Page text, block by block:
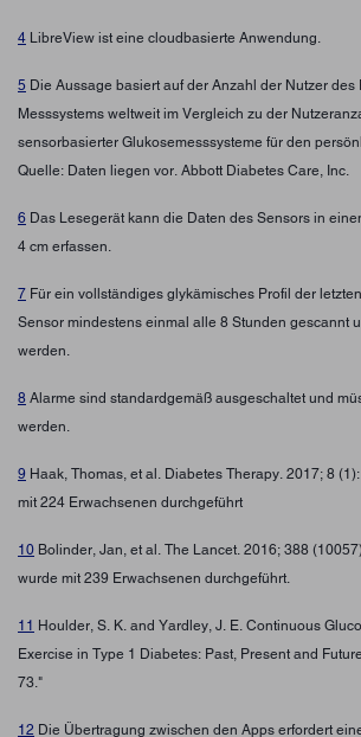
4 LibreView ist eine cloudbasierte Anwendung.
5 Die Aussage basiert auf der Anzahl der Nutzer des
Messsystems weltweit im Vergleich zu der
sensorbasierter Glukosemesssysteme für den
Quelle: Daten liegen vor. Abbott Diabetes Care, Inc.
6 Das Lesegerät kann die Daten des Sensors in
4 cm erfassen.
7 Für ein vollständiges glykämisches Profil der
Sensor mindestens einmal alle 8 Stunden gescannt
werden.
8 Alarme sind standardgemäß ausgeschaltet und
werden.
9 Haak, Thomas, et al. Diabetes Therapy. 2017; 8
mit 224 Erwachsenen durchgeführt
10 Bolinder, Jan, et al. The Lancet. 2016; 388
wurde mit 239 Erwachsenen durchgeführt.
11 Houlder, S. K. and Yardley, J. E. Continuous
Exercise in Type 1 Diabetes: Past, Present and
73."
12 Die Übertragung zwischen den Apps erfordert